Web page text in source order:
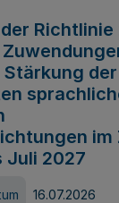
Richtlinie
der
im
Juli 2027
16.07.2026